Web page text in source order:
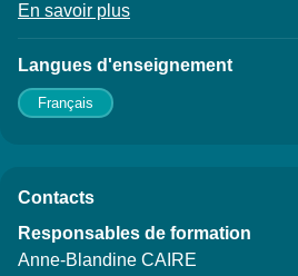
En savoir plus
Langues d'enseignement
Français
Contacts
Responsables de formation
Anne-Blandine CAIRE